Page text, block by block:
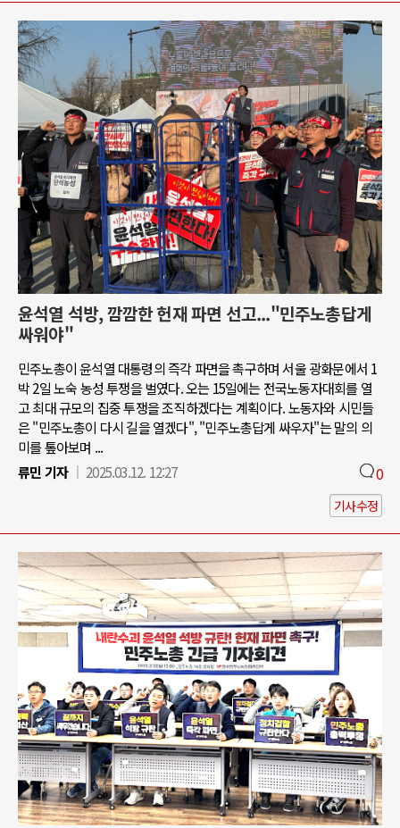
윤석열 석방, 깜깜한 헌재 파면 선고..."민주노총답게
싸워야"
민주노총이 윤석열 대통령의 즉각 파면을 촉구하며 서울 광화문에서 1
박 2일 노숙 농성 투쟁을 벌였다. 오는 15일에는 전국노동자대회를 열
고 최대 규모의 집중 투쟁을 조직하겠다는 계획이다. 노동자와 시민들
은 "민주노총이 다시 길을 열겠다", "민주노총답게 싸우자"는 말의 의
미를 톺아보며 ...
류민 기자
2025.03.12. 12:27 0
기사수정